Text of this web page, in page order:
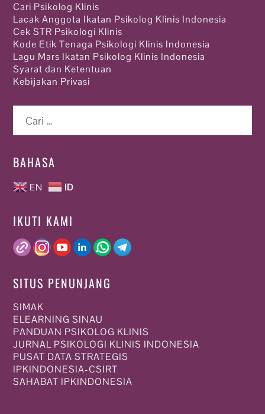
Cari Psikolog Klinis
Lacak Anggota Ikatan Psikolog Klinis Indonesia
Cek STR Psikologi Klinis
Kode Etik Tenaga Psikologi Klinis Indonesia
Lagu Mars Ikatan Psikolog Klinis Indonesia
Syarat dan Ketentuan
Kebijakan Privasi
untuk:
BAHASA
EN ID
IKUTI KAMI
SITUS PENUNJANG
SIMAK
ELEARNING SINAU
PANDUAN PSIKOLOG KLINIS
JURNAL PSIKOLOGI KLINIS INDONESIA
PUSAT DATA STRATEGIS
IPKINDONESIA-CSIRT
SAHABAT IPKINDONESIA